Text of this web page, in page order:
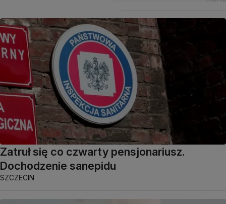
Zatruł się co czwarty pensjonariusz.
Dochodzenie sanepidu
SZCZECIN